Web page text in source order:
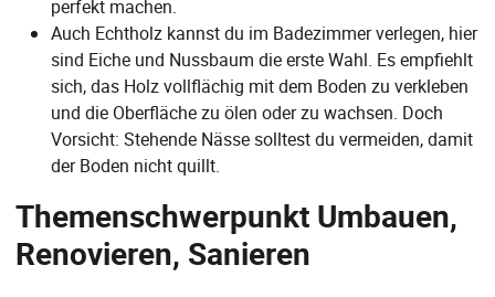
perfekt machen.
Auch Echtholz kannst du im Badezimmer verlegen, hier
sind Eiche und Nussbaum die erste Wahl. Es empfiehlt
sich, das Holz vollflächig mit dem Boden zu verkleben
und die Oberfläche zu ölen oder zu wachsen. Doch
Vorsicht: Stehende Nässe solltest du vermeiden, damit
der Boden nicht quillt.
Themenschwerpunkt Umbauen,
Renovieren, Sanieren